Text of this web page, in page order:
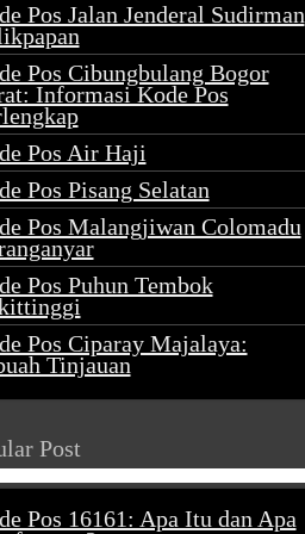
Pos Jalan Jenderal Sudirman
Pos Cibungbulang Bogor
Informasi Kode Pos
Pos Air Haji
Pos Pisang Selatan
Pos Malangjiwan Colomadu
Pos Puhun Tembok
Pos Ciparay Majalaya:
Tinjauan
Post
Pos 16161: Apa Itu dan Apa